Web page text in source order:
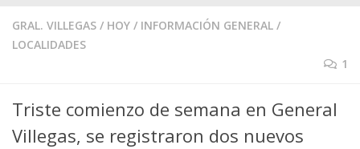
GRAL. VILLEGAS / HOY / INFORMACIÓN GENERAL /
LOCALIDADES
1
Triste comienzo de semana en General
Villegas, se registraron dos nuevos